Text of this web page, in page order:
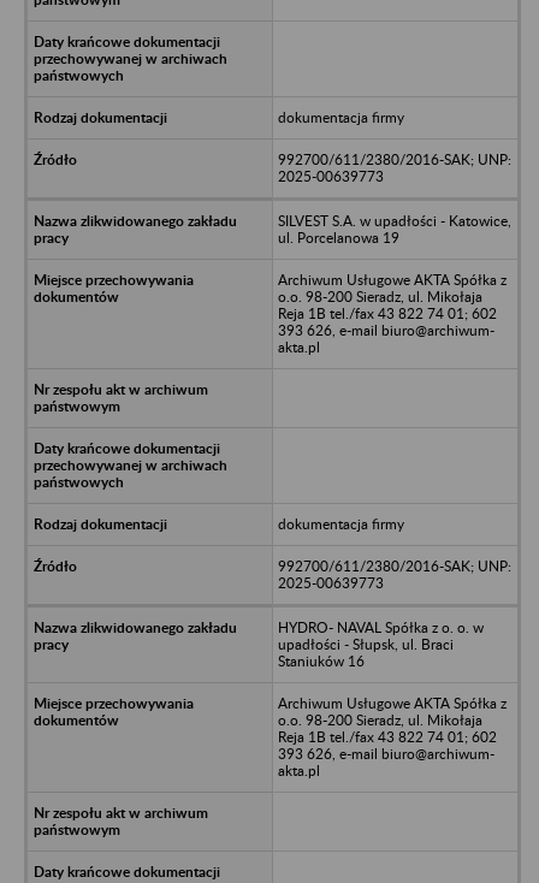
dokumentacja firmy
992700/611/2380/2016-SAK; UNP:
2025-00639773
SILVEST S.A. w upadłości - Katowice,
ul. Porcelanowa 19
Archiwum Usługowe AKTA Spółka z
o.o. 98-200 Sieradz, ul. Mikołaja
Reja 1B tel./fax 43 822 74 01; 602
393 626, e-mail biuro@archiwum-
akta.pl
dokumentacja firmy
992700/611/2380/2016-SAK; UNP:
2025-00639773
HYDRO- NAVAL Spółka z o. o. w
upadłości - Słupsk, ul. Braci
Staniuków 16
Archiwum Usługowe AKTA Spółka z
o.o. 98-200 Sieradz, ul. Mikołaja
Reja 1B tel./fax 43 822 74 01; 602
393 626, e-mail biuro@archiwum-
akta.pl